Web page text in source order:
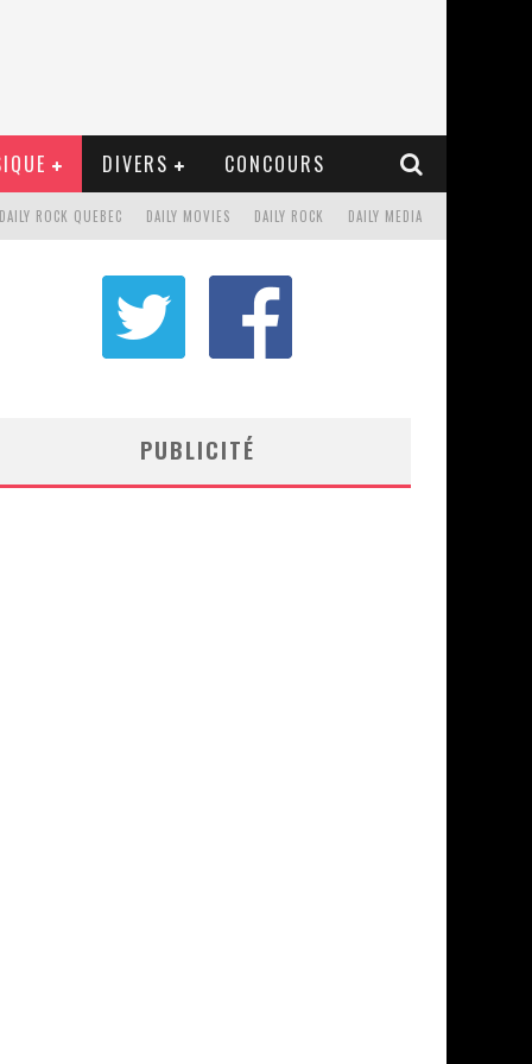
DIVERS CONCOURS
DAILY MEDIA
DAILY ROCK
DAILY MOVIES
DAILY ROCK QUEBEC
PUBLICITÉ